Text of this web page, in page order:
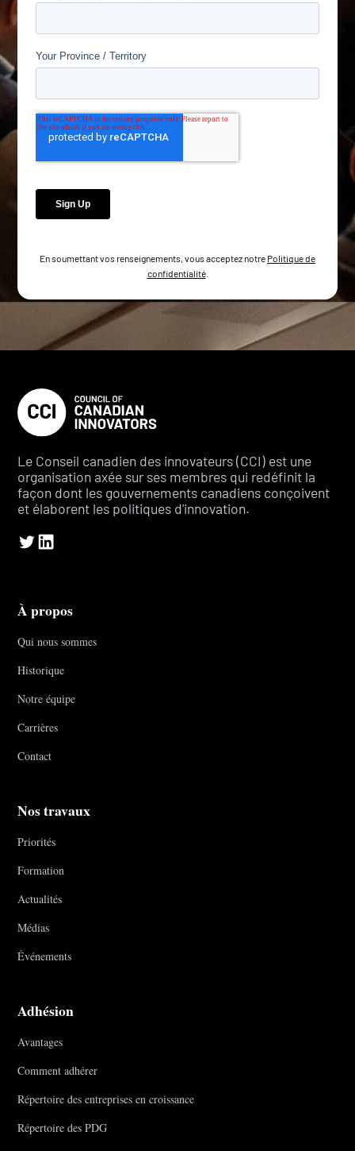
En soumettant vos renseignements, vous acceptez notre Politique de
confidentialité.
Le Conseil canadien des innovateurs (CCI) est une
organisation axée sur ses membres qui redéfinit la
façon dont les gouvernements canadiens conçoivent
et élaborent les politiques d'innovation.
À propos
Qui nous sommes
Historique
Notre équipe
Carrières
Contact
Nos travaux
Priorités
Formation
Actualités
Médias
Événements
Adhésion
Avantages
Comment adhérer
Répertoire des entreprises en croissance
Répertoire des PDG